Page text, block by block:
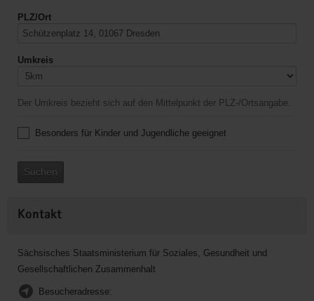
PLZ/Ort
Umkreis
Der Umkreis bezieht sich auf den Mittelpunkt der PLZ-/Ortsangabe.
Besonders für Kinder und Jugendliche geeignet
Suchen
Kontakt
Sächsisches Staatsministerium für Soziales, Gesundheit und
Gesellschaftlichen Zusammenhalt
Besucheradresse: